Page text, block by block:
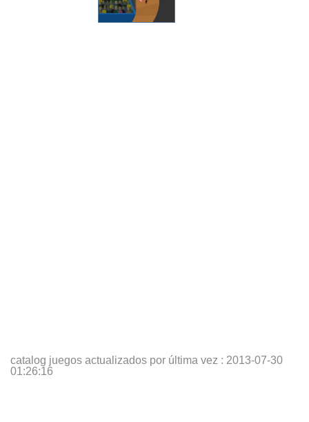
catalog juegos actualizados por última vez : 2013-07-30
01:26:16